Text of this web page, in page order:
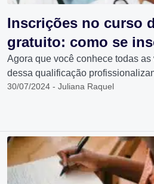
Inscrições no curso
gratuito: como se
Agora que você conhece todas
dessa qualificação
30/07/2024 - Juliana Raquel